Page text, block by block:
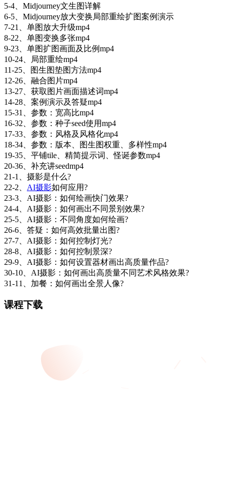
5-4、Midjourney文生图详解
6-5、Midjourney放大变换局部重绘扩图案例演示
7-21、单图放大升级mp4
8-22、单图变换多张mp4
9-23、单图扩图画面及比例mp4
10-24、局部重绘mp4
11-25、图生图垫图方法mp4
12-26、融合图片mp4
13-27、获取图片画面描述词mp4
14-28、案例演示及答疑mp4
15-31、参数：宽高比mp4
16-32、参数：种子seed使用mp4
17-33、参数：风格及风格化mp4
18-34、参数：版本、图生图权重、多样性mp4
19-35、平铺tile、精简提示词、怪诞参数mp4
20-36、补充讲seedmp4
21-1、摄影是什么?
22-2、 AI摄影如何应用?
23-3、AI摄影：如何绘画快门效果?
24-4、AI摄影：如何画出不同景别效果?
25-5、AI摄影：不同角度如何绘画?
26-6、答疑：如何高效批量出图?
27-7、AI摄影：如何控制灯光?
28-8、AI摄影：如何控制景深?
29-9、AI摄影：如何设置器材画出高质量作品?
30-10、AI摄影：如何画出高质量不同艺术风格效果?
31-11、加餐：如何画出全景人像?
课程下载